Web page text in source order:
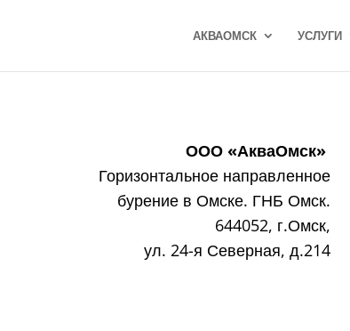
АКВАОМСК УСЛУГИ
ООО «АкваОмск»
Горизонтальное направленное
бурение в Омске. ГНБ Омск.
644052, г.Омск,
ул. 24-я Северная, д.214